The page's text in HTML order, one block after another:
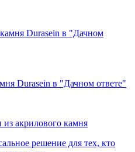
Durasein в "Дачном ответе"
акрилового камня
решение для тех, кто